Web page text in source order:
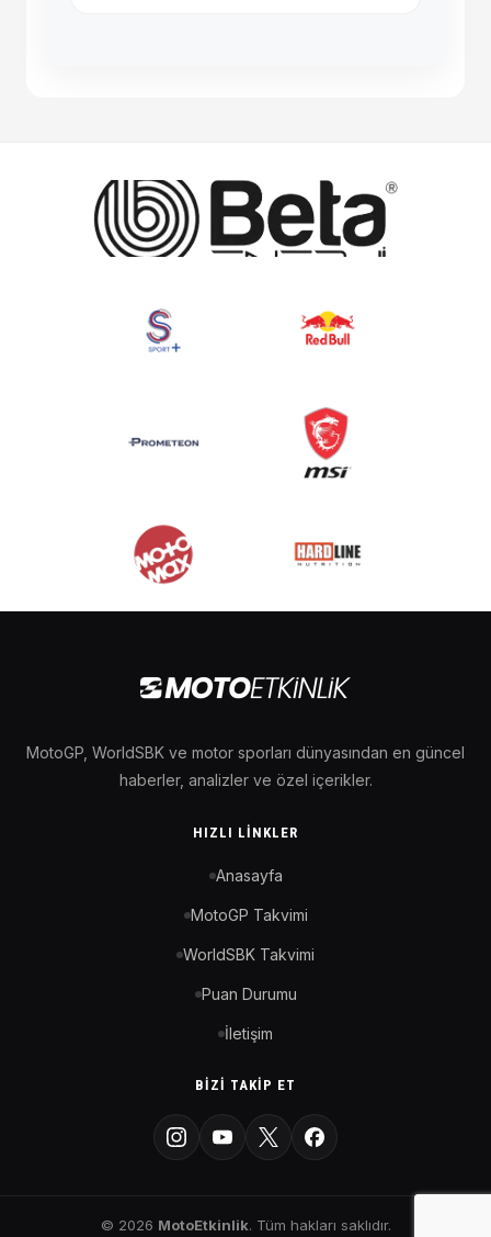
MotoGP, WorldSBK ve motor sporları dünyasından en güncel
haberler, analizler ve özel içerikler.
HIZLI LINKLER
Anasayfa
MotoGP Takvimi
WorldSBK Takvimi
Puan Durumu
İletişim
BIZI TAKIP ET
© 2026 MotoEtkinlik. Tüm hakları saklıdır.